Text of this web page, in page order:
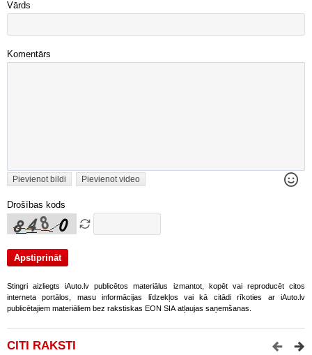
Vārds
Komentārs
Pievienot bildi Pievienot video
Drošības kods
Stingri aizliegts iAuto.lv publicētos materiālus izmantot, kopēt vai reproducēt citos
interneta portālos, masu informācijas līdzekļos vai kā citādi rīkoties ar iAuto.lv
publicētajiem materiāliem bez rakstiskas EON SIA atļaujas saņemšanas.
CITI RAKSTI